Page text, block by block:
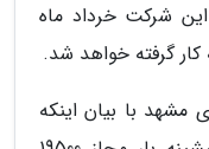
شرکت خرداد ماه
گرفته خواهد شد.
مشهد با بیان اینکه